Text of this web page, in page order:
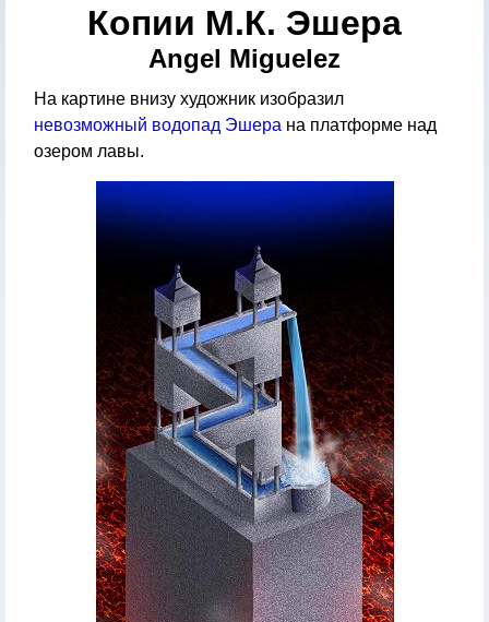
Копии М.К. Эшера
Angel Miguelez
На картине внизу художник изобразил
невозможный водопад Эшера на платформе над
озером лавы.